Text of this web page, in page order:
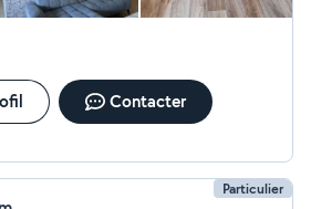
Contacter
Particulier